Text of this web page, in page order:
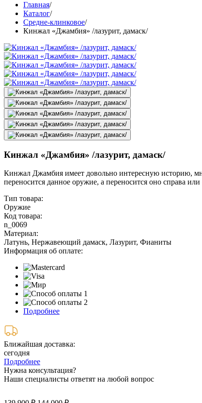
Главная/
Каталог/
Средне-клинковое/
Кинжал «Джамбия» /лазурит, дамаск/
Кинжал «Джамбия» /лазурит, дамаск/
Кинжал Джамбия имеет довольно интересную историю,
переносится данное оружие, а переносится оно справа или
Тип товара:
Оружие
Код товара:
n_0069
Материал:
Латунь, Нержавеющий дамаск, Лазурит, Фианиты
Информация об оплате:
Подробнее
Ближайшая доставка:
сегодня
Подробнее
Нужна консультация?
Наши специалисты ответят на любой вопрос